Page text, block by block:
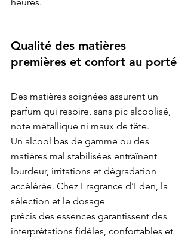
Qualité des matières
premières et confort au porté
Des matières soignées assurent un
parfum qui respire, sans pic alcoolisé,
note métallique ni maux de tête.
Un alcool bas de gamme ou des
matières mal stabilisées entraînent
lourdeur, irritations et dégradation
accélérée. Chez Fragrance d’Eden, la
sélection et le dosage
précis des essences garantissent des
interprétations fidèles, confortables et